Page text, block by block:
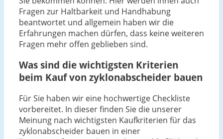
Fragen zur Haltbarkeit und Handhabung
beantwortet und allgemein haben wir die
Erfahrungen machen dürfen, dass keine weiteren
Fragen mehr offen geblieben sind.
Was sind die wichtigsten Kriterien
beim Kauf von zyklonabscheider bauen
Für Sie haben wir eine hochwertige Checkliste
vorbereitet. In dieser finden Sie die unserer
Meinung nach wichtigsten Kaufkriterien für das
zyklonabscheider bauen in einer